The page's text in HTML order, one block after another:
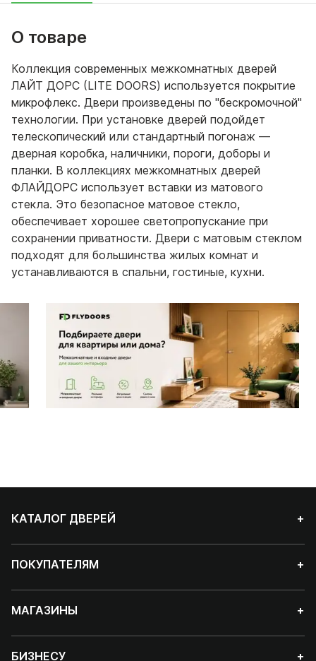
О товаре
Коллекция современных межкомнатных дверей
ЛАЙТ ДОРС (LITE DOORS) используется покрытие
микрофлекс. Двери произведены по "бескромочной"
технологии. При установке дверей подойдет
телескопический или стандартный погонаж —
дверная коробка, наличники, пороги, доборы и
планки. В коллекциях межкомнатных дверей
ФЛАЙДОРС использует вставки из матового
стекла. Это безопасное матовое стекло,
обеспечивает хорошее светопропускание при
сохранении приватности. Двери с матовым стеклом
подходят для большинства жилых комнат и
устанавливаются в спальни, гостиные, кухни.
КАТАЛОГ ДВЕРЕЙ +
ПОКУПАТЕЛЯМ +
МАГАЗИНЫ +
БИЗНЕСУ +